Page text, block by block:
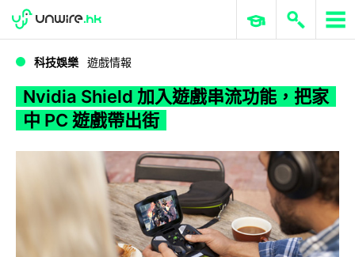
WWDC 2026 ERP 與商業 AI
科技娛樂 遊戲情報
Nvidia Shield 加入遊戲串流功能，把家
中 PC 遊戲帶出街